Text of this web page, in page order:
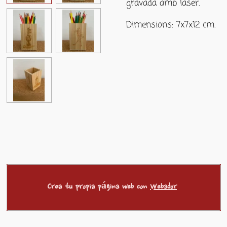
gravada amb làser.
Dimensions: 7x7x12 cm.
Crea tu propia página web con Webador